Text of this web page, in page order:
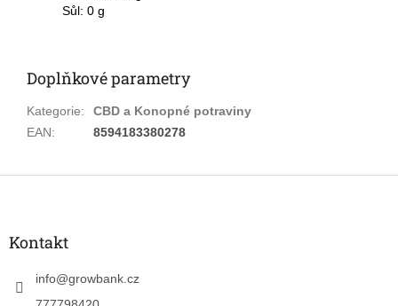
Sůl: 0 g
Doplňkové parametry
Kategorie:
CBD a Konopné potraviny
EAN: 8594183380278
Z
Kontakt
info@growbank.cz